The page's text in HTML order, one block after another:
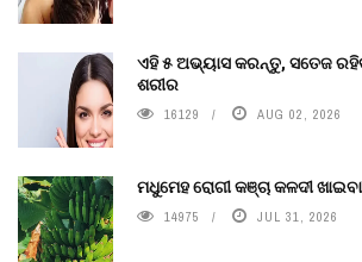
ଏହି ୫ ଅଭ୍ୟାସ କରନ୍ତୁ, ସତେଜ
ଶରୀର
16129 AUG 02, 2026
ମଧୁମେହ ରୋଗୀ କଞ୍ଚା କଳଦୀ
14975 JUL 31, 2026